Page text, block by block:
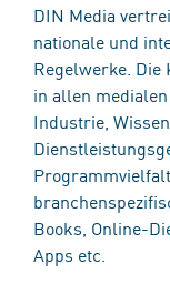
DIN Media
nationale und
Regelwerke.
in allen
Industrie,
Books, Online-
Apps etc.